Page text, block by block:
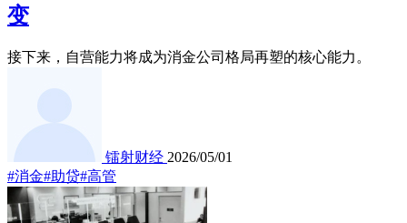
变
接下来，自营能力将成为消金公司格局再塑的核心能力。
镭射财经 2026/05/01
#消金#助贷#高管